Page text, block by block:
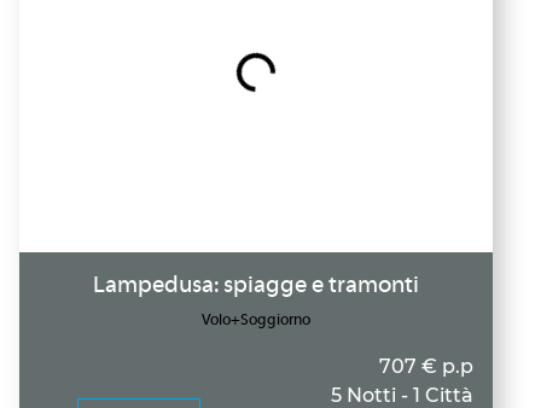
Lampedusa: spiagge e tramonti
Volo+Soggiorno
707 € p.p
5 Notti - 1 Città